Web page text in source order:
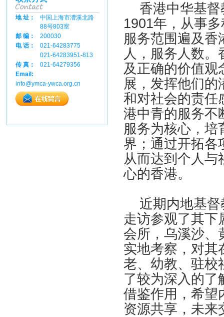
地 址：
中国上海市漕溪北路
88号803室
邮 编：
200030
电 话：
021-64283775
021-64283951-813
传 真：
021-64279356
Email:
info@ymca-ywca.org.cn
香港中华基督
1901年，从事
服务范围遍及
人，服务人数。
及正确的价值观
展，发挥他们
和对社会的责任
港中青的服务不
服务为核心，
界；通过开拓各
从而达到个人
心的香港。
近期内地基督
走访参观了其下
会所，乌溪沙、
实地考察，对其
老、幼教、驻校
了较为深入的了
借鉴作用，希望
资源共享，未来